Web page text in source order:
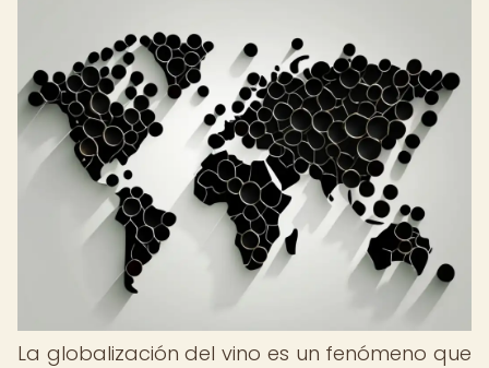
La globalización del vino es un fenómeno que